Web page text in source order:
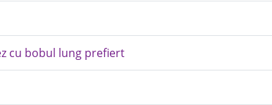
cu bobul lung prefiert